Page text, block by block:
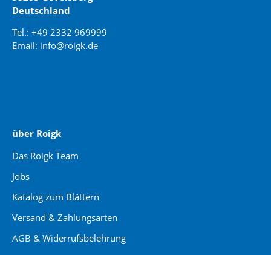
Deutschland
Tel.: +49 2332 969999
Email: info@roigk.de
über Roigk
Das Roigk Team
Jobs
Katalog zum Blättern
Versand & Zahlungsarten
AGB & Widerrufsbelehrung